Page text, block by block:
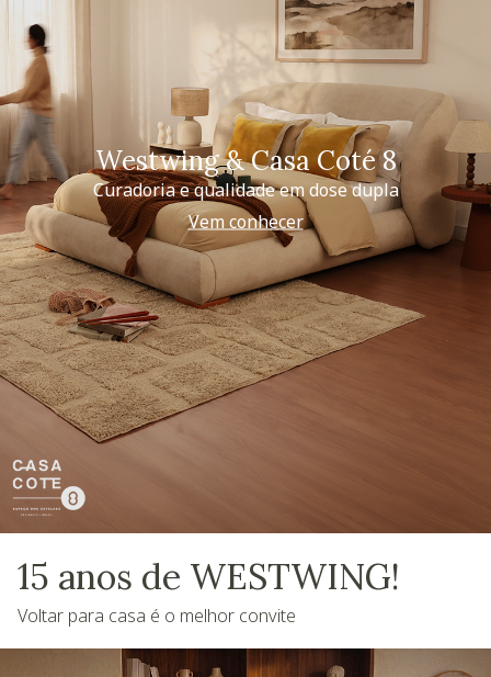
Westwing & Casa Coté 8
Curadoria e qualidade em dose dupla
Vem conhecer
15 anos de WESTWING!
Voltar para casa é o melhor convite